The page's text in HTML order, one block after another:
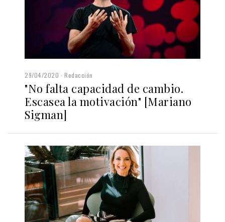
29/04/2020 Redacción
"No falta capacidad de cambio.
Escasea la motivación" [Mariano
Sigman]